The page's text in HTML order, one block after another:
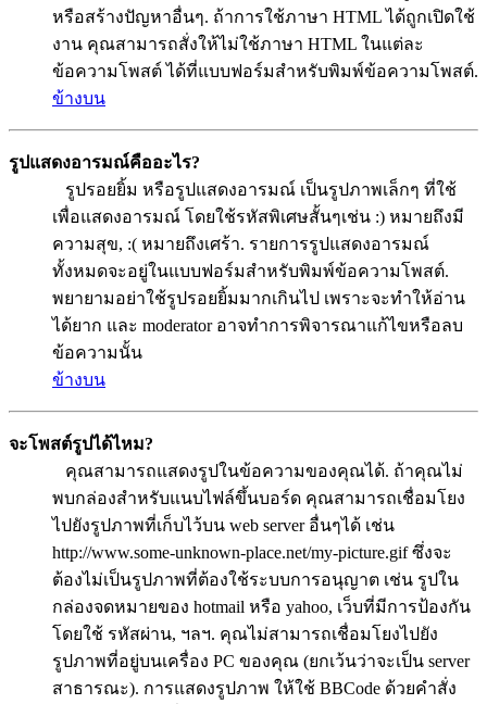
หรือสร้างปัญหาอื่นๆ. ถ้าการใช้ภาษา HTML ได้ถูกเปิดใช้
งาน คุณสามารถสั่งให้ไม่ใช้ภาษา HTML ในแต่ละ
ข้อความโพสต์ ได้ที่แบบฟอร์มสำหรับพิมพ์ข้อความโพสต์.
ข้างบน
รูปแสดงอารมณ์คืออะไร?
รูปรอยยิ้ม หรือรูปแสดงอารมณ์ เป็นรูปภาพเล็กๆ ที่ใช้
เพื่อแสดงอารมณ์ โดยใช้รหัสพิเศษสั้นๆเช่น :) หมายถึงมี
ความสุข, :( หมายถึงเศร้า. รายการรูปแสดงอารมณ์
ทั้งหมดจะอยู่ในแบบฟอร์มสำหรับพิมพ์ข้อความโพสต์.
พยายามอย่าใช้รูปรอยยิ้มมากเกินไป เพราะจะทำให้อ่าน
ได้ยาก และ moderator อาจทำการพิจารณาแก้ไขหรือลบ
ข้อความนั้น
ข้างบน
จะโพสต์รูปได้ไหม?
คุณสามารถแสดงรูปในข้อความของคุณได้. ถ้าคุณไม่
พบกล่องสำหรับแนบไฟล์ขึ้นบอร์ด คุณสามารถเชื่อมโยง
ไปยังรูปภาพที่เก็บไว้บน web server อื่นๆได้ เช่น
http://www.some-unknown-place.net/my-picture.gif ซึ่งจะ
ต้องไม่เป็นรูปภาพที่ต้องใช้ระบบการอนุญาต เช่น รูปใน
กล่องจดหมายของ hotmail หรือ yahoo, เว็บที่มีการป้องกัน
โดยใช้ รหัสผ่าน, ฯลฯ. คุณไม่สามารถเชื่อมโยงไปยัง
รูปภาพที่อยู่บนเครื่อง PC ของคุณ (ยกเว้นว่าจะเป็น server
สาธารณะ). การแสดงรูปภาพ ให้ใช้ BBCode ด้วยคำสั่ง